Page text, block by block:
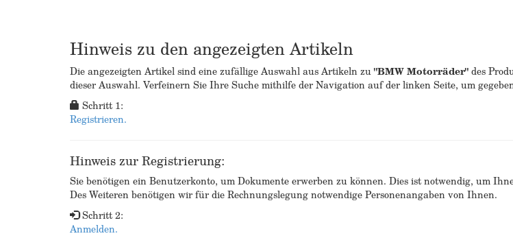
Hinweis zu den angezeigten Artikeln
Die angezeigten Artikel sind eine zufällige Auswahl aus Artikeln zu"BMW Motorräder"des
dieser Auswahl. Verfeinern Sie Ihre Suche mithilfe der Navigation auf der linken Seite, um
Schritt 1:
Registrieren.
Hinweis zur Registrierung:
Sie benötigen ein Benutzerkonto, um Dokumente erwerben zu können. Dies ist notwendig, um
Des Weiteren benötigen wir für die Rechnungslegung notwendige Personenangaben von Ihnen.
Schritt 2:
Anmelden.